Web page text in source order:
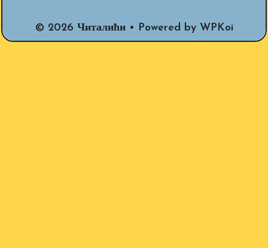
© 2026 Читалићи• Powered by WPKoi